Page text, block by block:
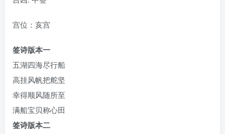
宫位：亥宫
签诗版本一
五湖四海尽行船
高挂风帆把舵坚
幸得顺风随所至
满船宝贝称心田
签诗版本二